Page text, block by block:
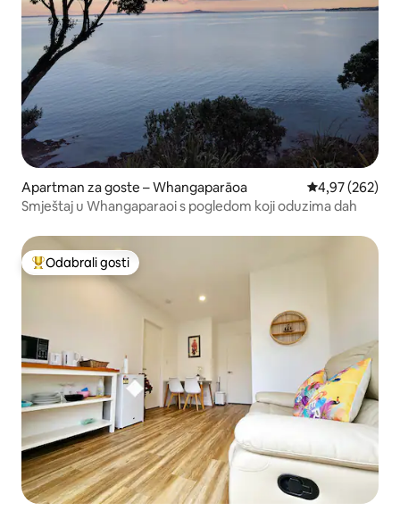
Apartman za goste – Whangaparāoa Prosječna
4,97 (262)
Smještaj u Whangaparaoi s pogledom koji oduzima dah
Među najviše rangiranima s oznakom „Odabrali gosti”
Odabrali gosti